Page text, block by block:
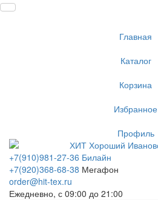
Главная
Каталог
Корзина
Избранное
Профиль
+7(910)981-27-36 Билайн
+7(920)368-68-38 Мегафон
order@hit-tex.ru
Ежедневно, с 09:00 до 21:00